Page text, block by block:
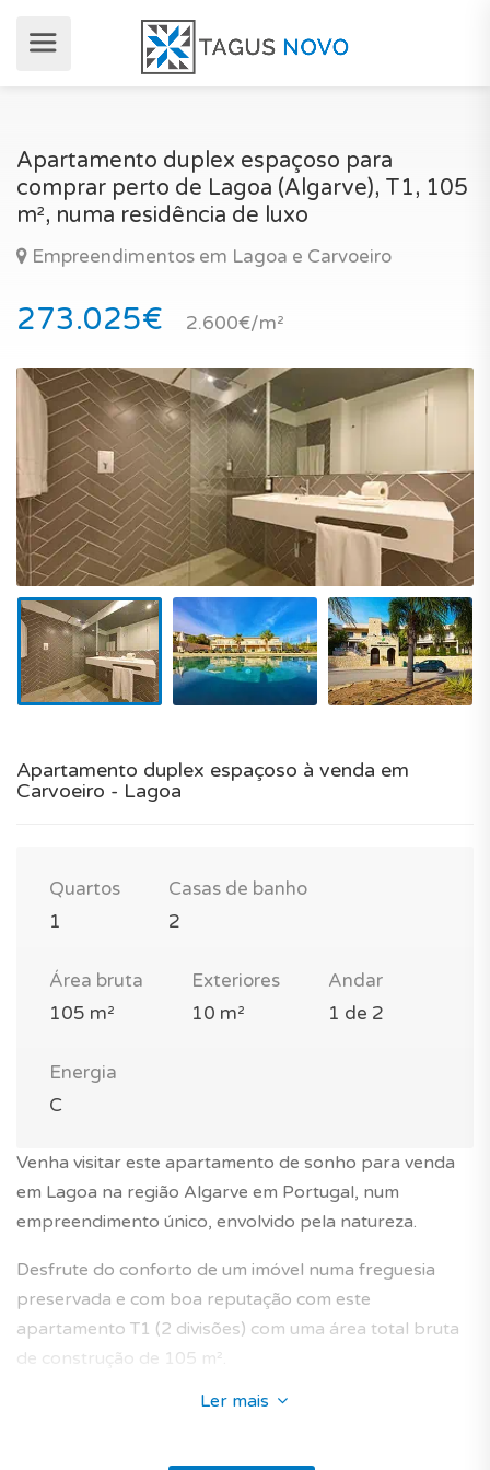
Apartamento duplex espaçoso para
comprar perto de Lagoa (Algarve), T1, 105
m², numa residência de luxo
Empreendimentos em Lagoa e Carvoeiro
273.025€ 2.600€/m²
Apartamento duplex espaçoso à venda em
Carvoeiro - Lagoa
Quartos
1
Casas de banho
2
Área bruta
105 m²
Exteriores
10 m²
Andar
1 de 2
Energia
C
Venha visitar este apartamento de sonho para venda
em Lagoa na região Algarve em Portugal, num
empreendimento único, envolvido pela natureza.
Desfrute do conforto de um imóvel numa freguesia
preservada e com boa reputação com este
apartamento T1 (2 divisões) com uma área total bruta
de construção de 105 m².
Fica nos primeiros dois pisos de um prédio tradicional
Ler mais